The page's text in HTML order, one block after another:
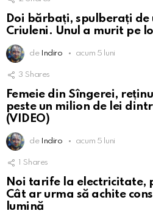
Doi bărbați, spulberați
Criuleni. Unul a murit pe
de Indiro acum 5 luni
3 Shares
Femeie din Sîngerei,
peste un milion de lei
(VIDEO)
de Indiro acum 5 luni
1 Shares
Noi tarife la electricitate,
Cât ar urma să achite
lumină